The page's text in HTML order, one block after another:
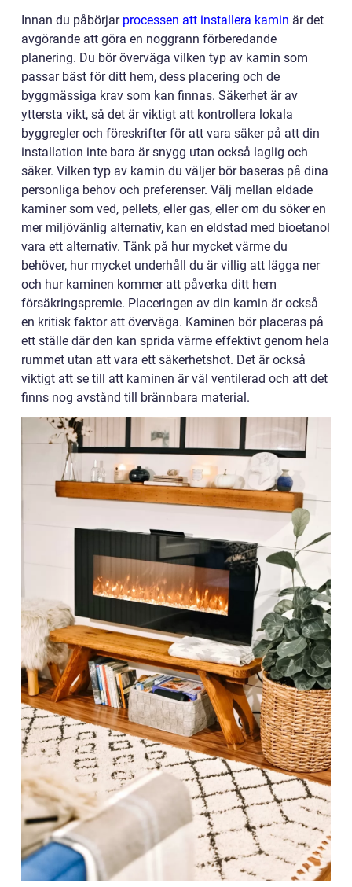
Innan du påbörjar processen att installera kamin är det
avgörande att göra en noggrann förberedande
planering. Du bör överväga vilken typ av kamin som
passar bäst för ditt hem, dess placering och de
byggmässiga krav som kan finnas. Säkerhet är av
yttersta vikt, så det är viktigt att kontrollera lokala
byggregler och föreskrifter för att vara säker på att din
installation inte bara är snygg utan också laglig och
säker. Vilken typ av kamin du väljer bör baseras på dina
personliga behov och preferenser. Välj mellan eldade
kaminer som ved, pellets, eller gas, eller om du söker en
mer miljövänlig alternativ, kan en eldstad med bioetanol
vara ett alternativ. Tänk på hur mycket värme du
behöver, hur mycket underhåll du är villig att lägga ner
och hur kaminen kommer att påverka ditt hem
försäkringspremie. Placeringen av din kamin är också
en kritisk faktor att överväga. Kaminen bör placeras på
ett ställe där den kan sprida värme effektivt genom hela
rummet utan att vara ett säkerhetshot. Det är också
viktigt att se till att kaminen är väl ventilerad och att det
finns nog avstånd till brännbara material.